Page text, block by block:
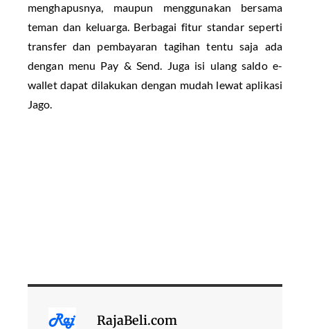
menghapusnya, maupun menggunakan bersama
teman dan keluarga. Berbagai fitur standar seperti
transfer dan pembayaran tagihan tentu saja ada
dengan menu Pay & Send. Juga isi ulang saldo e-
wallet dapat dilakukan dengan mudah lewat aplikasi
Jago.
RajaBeli.com